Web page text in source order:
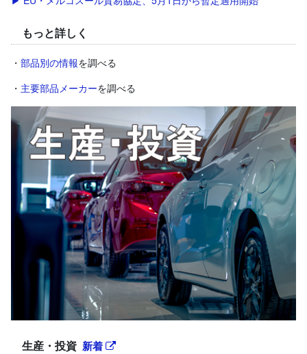
もっと詳しく
・ 部品別の情報を調べる
・ 主要部品メーカーを調べる
生産・投資 新着